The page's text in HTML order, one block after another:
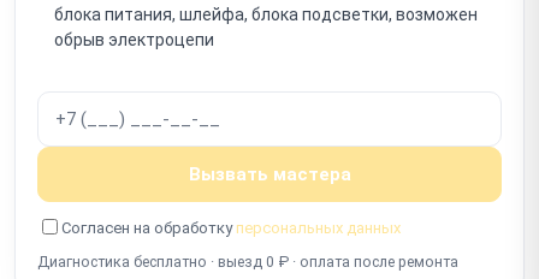
блока питания, шлейфа, блока подсветки, возможен
обрыв электроцепи
Вызвать мастера
Согласен на обработку персональных данных
Диагностика бесплатно · выезд 0 ₽ · оплата после ремонта